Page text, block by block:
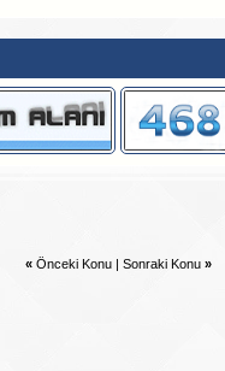
« Önceki Konu| Sonraki Konu »